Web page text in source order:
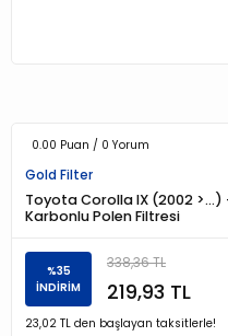
0.00 Puan / 0 Yorum
Gold Filter
Toyota Corolla IX (2002
Karbonlu Polen Filtresi
%35
İNDİRİM
338,36 TL
219,93 TL
23,02 TL den başlayan taksitlerle!